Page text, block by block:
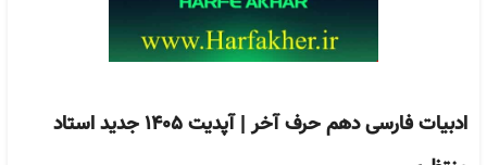
ادبیات فارسی دهم حرف آخر | آپدیت 1405 جدید استاد